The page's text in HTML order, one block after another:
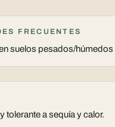
FRECUENTES
suelos pesados/húmedos
tolerante a sequía y calor.